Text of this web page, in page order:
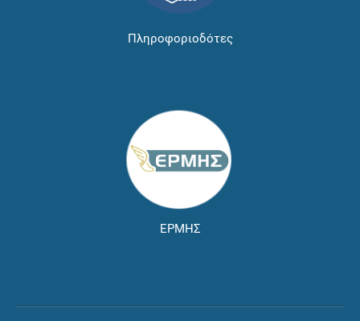
Πληροφοριοδότες
ΕΡΜΗΣ